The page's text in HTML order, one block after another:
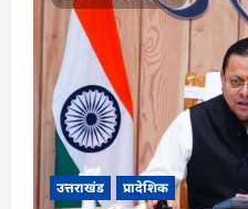
उत्तराखंड प्रादेशिक